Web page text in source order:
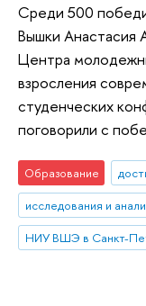
Среди 500
Вышки Анастасия
Центра
взросления
студенческих
поговорили с
Образование
исследования и
НИУ ВШЭ в Санкт-